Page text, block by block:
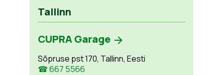
Tallinn
CUPRA Garage
Sõpruse pst 170, Tallinn, Eesti
☎ 667 5566